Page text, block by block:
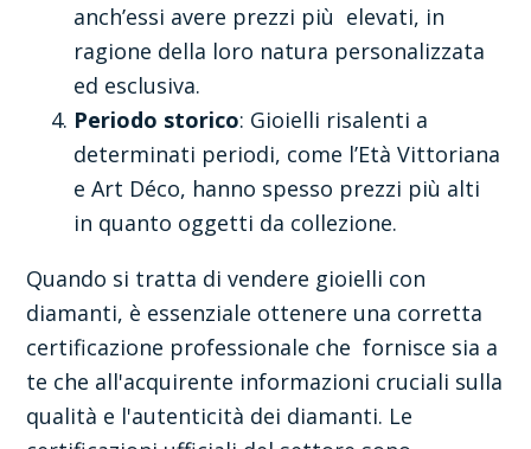
anch’essi avere prezzi più elevati, in
ragione della loro natura personalizzata
ed esclusiva.
Periodo storico: Gioielli risalenti a
determinati periodi, come l’Età Vittoriana
e Art Déco, hanno spesso prezzi più alti
in quanto oggetti da collezione.
Quando si tratta di vendere gioielli con
diamanti, è essenziale ottenere una corretta
certificazione professionale che fornisce sia a
te che all'acquirente informazioni cruciali sulla
qualità e l'autenticità dei diamanti. Le